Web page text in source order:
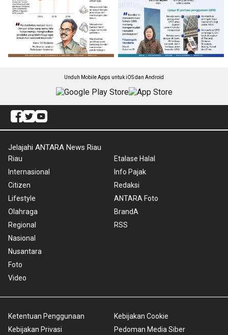
Unduh Mobile Apps untuk iOS dan Android
Jelajahi ANTARA News Riau
Riau
Internasional
Citizen
Lifestyle
Olahraga
Regional
Nasional
Nusantara
Foto
Video
Etalase Halal
Info Pajak
Redaksi
ANTARA Foto
BrandA
RSS
Ketentuan Penggunaan
Kebijakan Privasi
Kebijakan Cookie
Pedoman Media Siber